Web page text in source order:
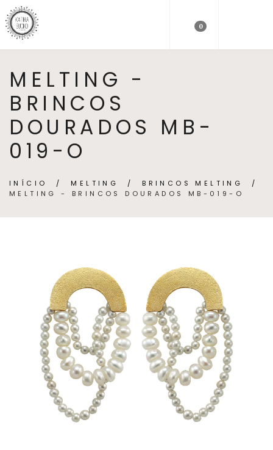
0
MELTING -
BRINCOS
DOURADOS MB-
019-O
INÍCIO / MELTING / BRINCOS MELTING
/
MELTING - BRINCOS DOURADOS MB-019-O